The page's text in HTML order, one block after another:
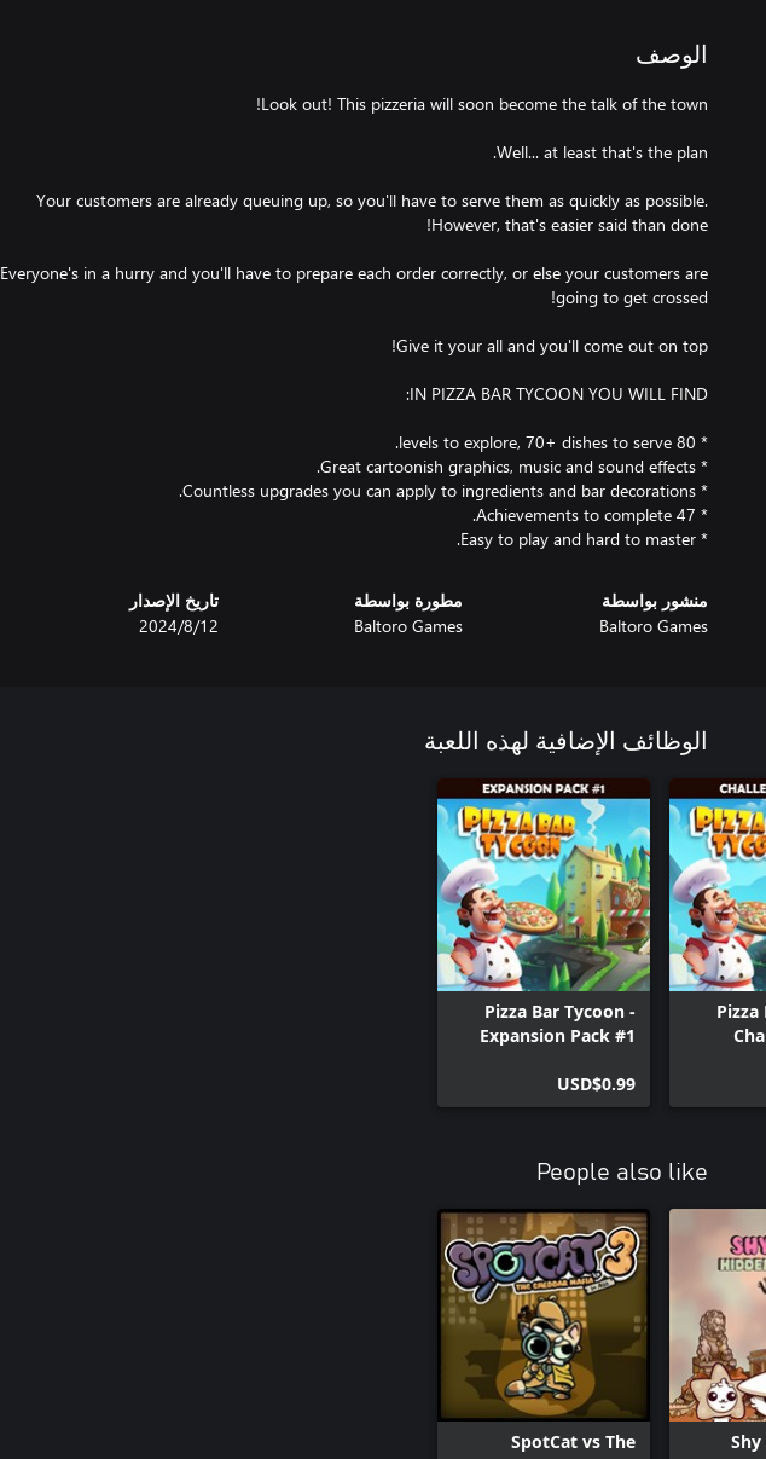
الوصف
Your customers are already queuing up, so you'll have to serve them as quickly as possible.
Everyone's in a hurry and you'll have to prepare each order correctly, or else your customers are
* Easy to play and hard to master.
منشور بواسطة
Baltoro Games
مطورة بواسطة
Baltoro Games
تاريخ الإصدار
12‏/8‏/2024
الوظائف الإضافية لهذه اللعبة
Pizza
Pizza Bar Tycoon -
Expansion Pack #1
USD$0.99
People also like
SpotCat vs The